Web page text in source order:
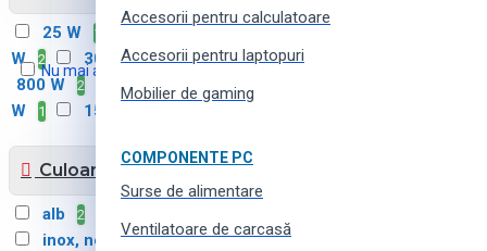
Nu mai arătați acest mesaj
Accesorii pentru calculatoare
Accesorii pentru laptopuri
Mobilier de gaming
COMPONENTE PC
Surse de alimentare
Ventilatoare de carcasă
25 W 1
W
2 300 W 1 600 W 1
800 W 2 900 W 2
1100
W
1 1500 W
Culoarea
alb 2
inox, negru 1 negru 5